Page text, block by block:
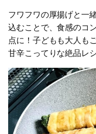
フワフワの厚揚げと一
込むことで、食感のコ
点に！子どもも大人も
甘辛こってりな絶品レ